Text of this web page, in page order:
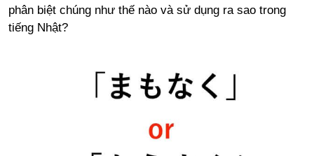
phân biệt chúng như thế nào và sử dụng ra sao trong
tiếng Nhật?